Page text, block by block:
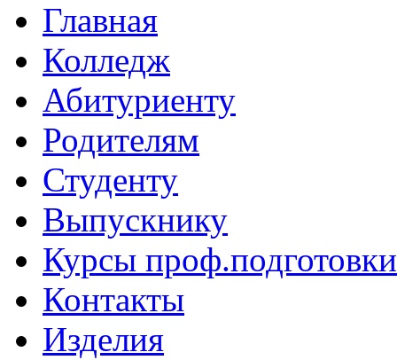
Главная
Колледж
Абитуриенту
Родителям
Студенту
Выпускнику
Курсы проф.подготовки
Контакты
Изделия